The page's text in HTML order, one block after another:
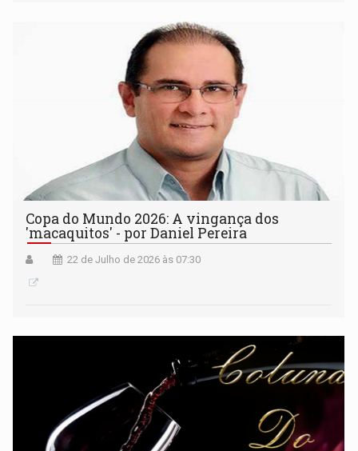
Copa do Mundo 2026: A vingança dos
'macaquitos' - por Daniel Pereira
22 de Julho de 2026 às 07:30